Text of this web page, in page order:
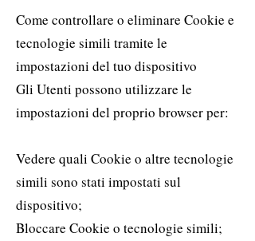
Come controllare o eliminare Cookie e
tecnologie simili tramite le
impostazioni del tuo dispositivo
Gli Utenti possono utilizzare le
impostazioni del proprio browser per:
Vedere quali Cookie o altre tecnologie
simili sono stati impostati sul
dispositivo;
Bloccare Cookie o tecnologie simili;